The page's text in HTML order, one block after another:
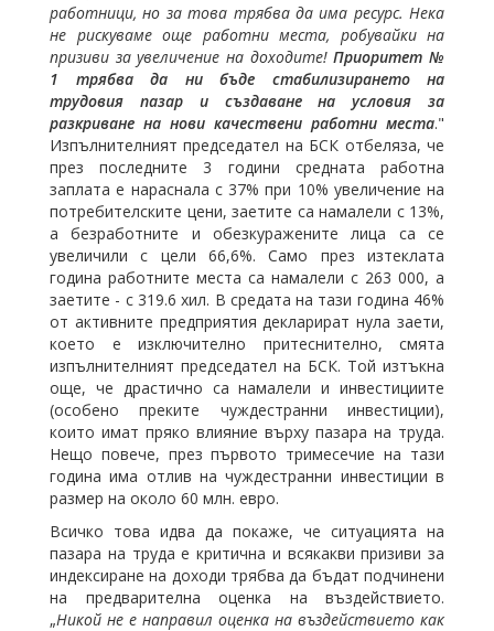
работници, но за това трябва да има ресурс. Нека
не рискуваме още работни места, робувайки на
призиви за увеличение на доходите!Приоритет №
1 трябва да ни бъде стабилизирането на
трудовия пазар и създаване на условия за
разкриване на нови качествени работни места."
Изпълнителният председател на БСК отбеляза, че
през последните 3 години средната работна
заплата е нараснала с 37% при 10% увеличение на
потребителските цени, заетите са намалели с 13%,
а безработните и обезкуражените лица са се
увеличили с цели 66,6%. Само през изтеклата
година работните места са намалели с 263 000, а
заетите - с 319.6 хил. В средата на тази година 46%
от активните предприятия декларират нула заети,
което е изключително притеснително, смята
изпълнителният председател на БСК. Той изтъкна
още, че драстично са намалели и инвестициите
(особено преките чуждестранни инвестиции),
които имат пряко влияние върху пазара на труда.
Нещо повече, през първото тримесечие на тази
година има отлив на чуждестранни инвестиции в
размер на около 60 млн. евро.
Всичко това идва да покаже, че ситуацията на
пазара на труда е критична и всякакви призиви за
индексиране на доходи трябва да бъдат подчинени
на предварителна оценка на въздействието.
„Никой не е направил оценка на въздействието как